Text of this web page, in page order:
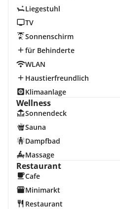
Liegestuhl
TV
Sonnenschirm
für Behinderte
WLAN
Haustierfreundlich
Klimaanlage
Wellness
Sonnendeck
Sauna
Dampfbad
Massage
Restaurant
Cafe
Minimarkt
Restaurant